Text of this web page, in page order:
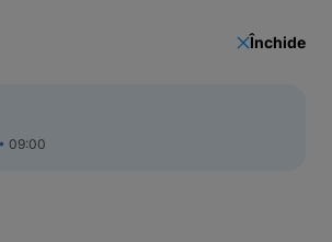
Închide
09:00